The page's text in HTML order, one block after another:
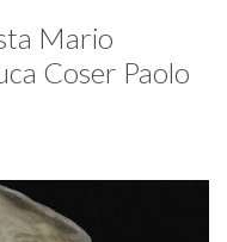
Mario
Coser Paolo